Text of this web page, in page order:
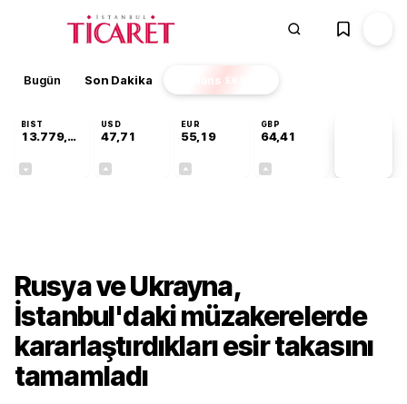
Bugün Son Dakika Finans EKSTRA
BIST
13.779,39
USD
47,71
EUR
55,19
GBP
64,41
Rusya ve Ukrayna,
İstanbul'daki müzakerelerde
kararlaştırdıkları esir takasını
tamamladı